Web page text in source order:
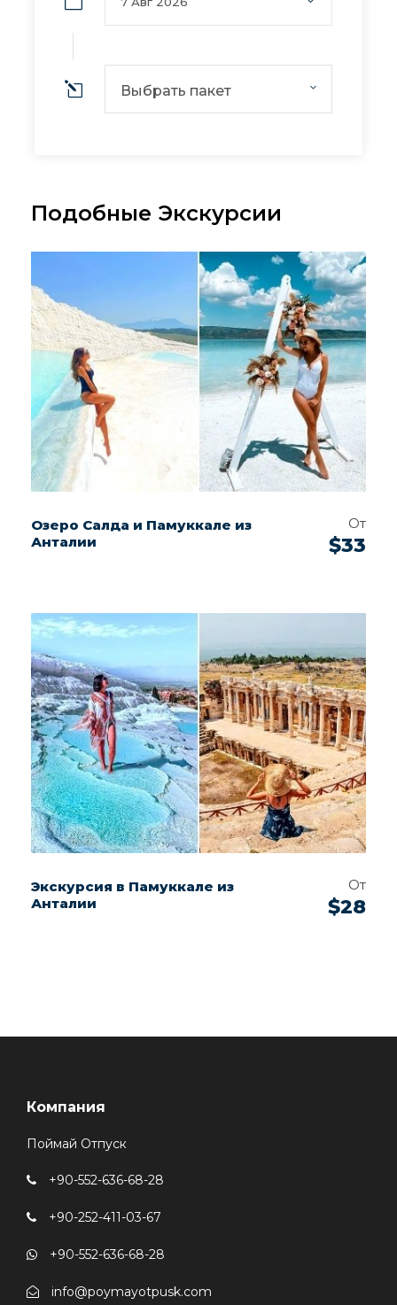
Выбрать пакет
Подобные Экскурсии
Озеро Салда и Памуккале из
Анталии
От
$33
Экскурсия в Памуккале из
Анталии
От
$28
Компания
Поймай Отпуск
+90-552-636-68-28
+90-252-411-03-67
+90-552-636-68-28
info@poymayotpusk.com